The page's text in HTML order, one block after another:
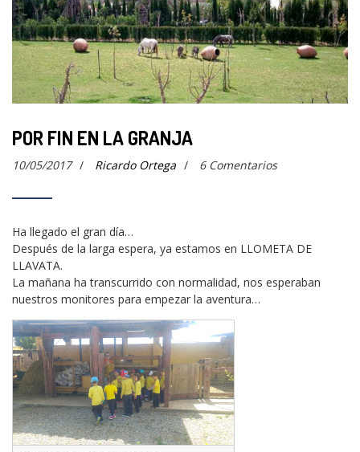
POR FIN EN LA GRANJA
10/05/2017 / Ricardo Ortega / 6 Comentarios
Ha llegado el gran día…
Después de la larga espera, ya estamos en LLOMETA DE
LLAVATA.
La mañana ha transcurrido con normalidad, nos esperaban
nuestros monitores para empezar la aventura…